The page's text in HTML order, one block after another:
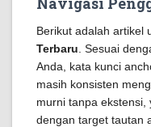
Berikut adalah artikel
Terbaru . Sesuai
Anda, kata kunci
masih konsisten
murni tanpa ekstensi,
dengan target tautan